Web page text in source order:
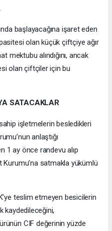
başlayacağına işaret eden
olan küçük çiftçiye ağır
mektubu alındığını, ancak
olan çiftçiler için bu
SATACAKLAR
işletmelerin besledikleri
anlaştığı
1 ay önce randevu alıp
Kurumu’na satmakla yükümlü
teslim etmeyen besicilerin
kaydedileceğini,
CIF değerinin yüzde